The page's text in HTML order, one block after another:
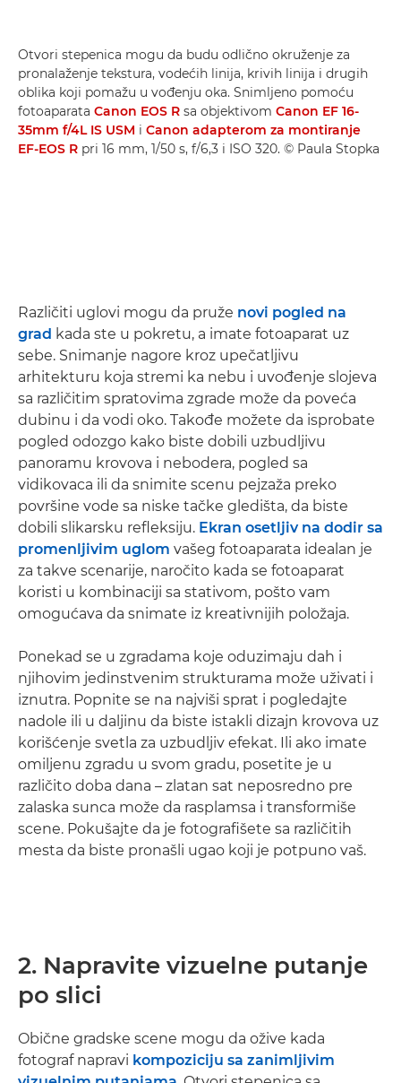
Otvori stepenica mogu da budu odlično okruženje za
pronalaženje tekstura, vodećih linija, krivih linija i drugih
oblika koji pomažu u vođenju oka. Snimljeno pomoću
fotoaparata Canon EOS R sa objektivom Canon EF 16-
35mm f/4L IS USM i Canon adapterom za montiranje
EF-EOS R pri 16 mm, 1/50 s, f/6,3 i ISO 320. © Paula Stopka
Različiti uglovi mogu da pruže novi pogled na
grad kada ste u pokretu, a imate fotoaparat uz
sebe. Snimanje nagore kroz upečatljivu
arhitekturu koja stremi ka nebu i uvođenje slojeva
sa različitim spratovima zgrade može da poveća
dubinu i da vodi oko. Takođe možete da isprobate
pogled odozgo kako biste dobili uzbudljivu
panoramu krovova i nebodera, pogled sa
vidikovaca ili da snimite scenu pejzaža preko
površine vode sa niske tačke gledišta, da biste
dobili slikarsku refleksiju. Ekran osetljiv na dodir sa
promenljivim uglom vašeg fotoaparata idealan je
za takve scenarije, naročito kada se fotoaparat
koristi u kombinaciji sa stativom, pošto vam
omogućava da snimate iz kreativnijih položaja.
Ponekad se u zgradama koje oduzimaju dah i
njihovim jedinstvenim strukturama može uživati i
iznutra. Popnite se na najviši sprat i pogledajte
nadole ili u daljinu da biste istakli dizajn krovova uz
korišćenje svetla za uzbudljiv efekat. Ili ako imate
omiljenu zgradu u svom gradu, posetite je u
različito doba dana – zlatan sat neposredno pre
zalaska sunca može da rasplamsa i transformiše
scene. Pokušajte da je fotografišete sa različitih
mesta da biste pronašli ugao koji je potpuno vaš.
2. Napravite vizuelne putanje
po slici
Obične gradske scene mogu da ožive kada
fotograf napravi kompoziciju sa zanimljivim